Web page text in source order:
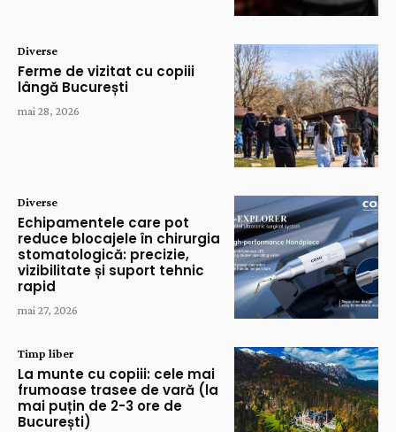
Diverse
Ferme de vizitat cu copiii
lângă București
mai 28, 2026
Diverse
Echipamentele care pot
reduce blocajele în chirurgia
stomatologică: precizie,
vizibilitate și suport tehnic
rapid
mai 27, 2026
Timp liber
La munte cu copiii: cele mai
frumoase trasee de vară (la
mai puțin de 2-3 ore de
București)